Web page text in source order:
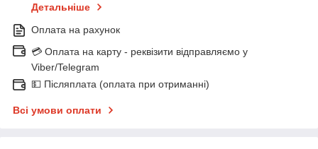
Детальніше
Оплата на рахунок
💳 Оплата на карту - реквізити відправляємо у
Viber/Telegram
💵 Післяплата (оплата при отриманні)
Всі умови оплати